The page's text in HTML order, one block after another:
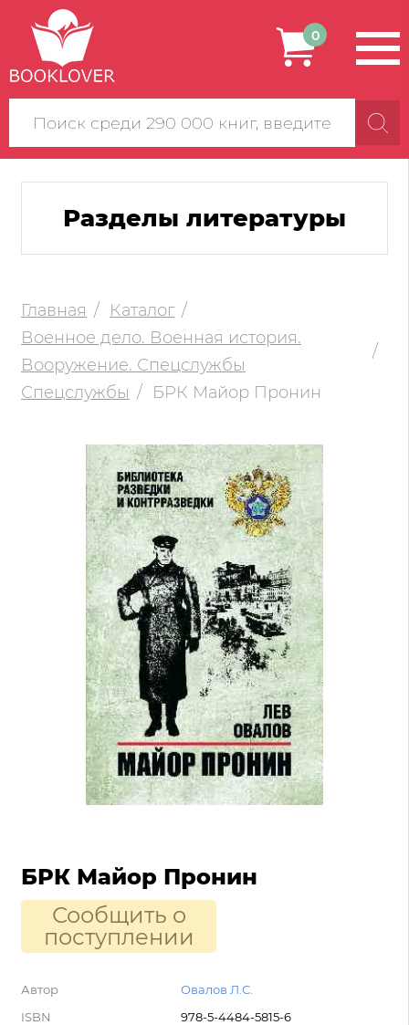
Поиск
по
сайту
0
Разделы литературы
Главная
Каталог
Военное дело. Военная история.
Вооружение. Спецслужбы
Спецслужбы
БРК Майор Пронин
БРК Майор Пронин
Сообщить о
поступлении
Автор
Овалов Л.С.
ISBN
978-5-4484-5815-6